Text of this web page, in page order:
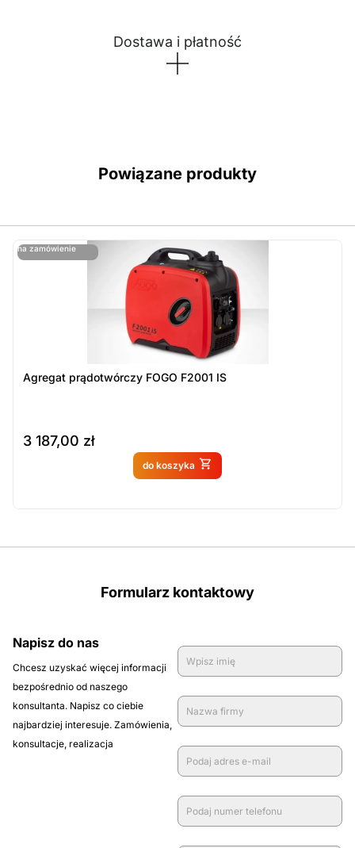
Dostawa i płatność
Powiązane produkty
na zamówienie
ostatnie sztuki
Agregat prądotwórczy FOGO F2001 IS
3 187,00 zł
do koszyka
Produkt dostępny na
Formularz kontaktowy
Napisz do nas
Chcesz uzyskać więcej informacji
bezpośrednio od naszego
konsultanta. Napisz co ciebie
najbardziej interesuje. Zamówienia,
konsultacje, realizacja